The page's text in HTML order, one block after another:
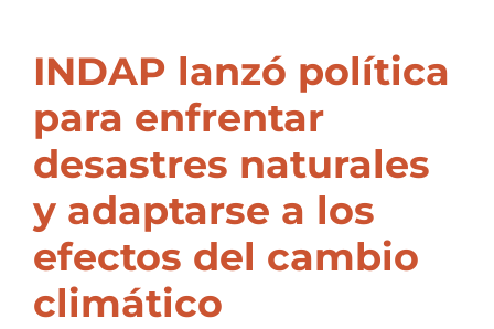
INDAP lanzó política
para enfrentar
desastres naturales
y adaptarse a los
efectos del cambio
climático